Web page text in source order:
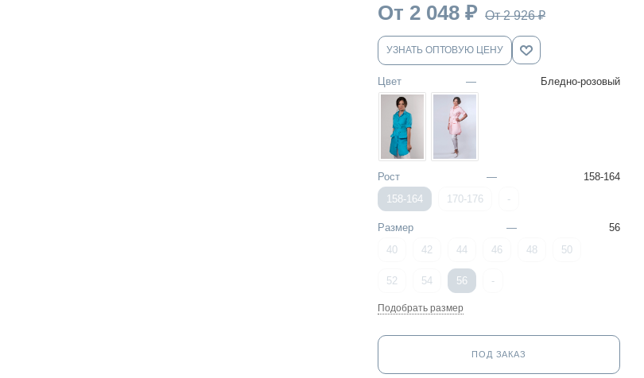
От 2 048 ₽ От 2 926₽
УЗНАТЬ ОПТОВУЮ ЦЕНУ
Цвет — Бледно-розовый
Рост —
158-164
158-164
170-176 -
Размер —
56
40
42 44 46 48 50
52 54 56 -
Подобрать размер
ПОД ЗАКАЗ